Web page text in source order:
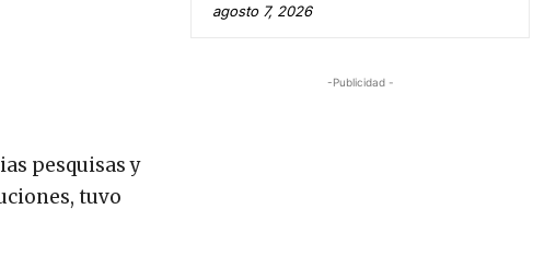
pesquisas y
tuvo
agosto 7, 2026
-Publicidad -